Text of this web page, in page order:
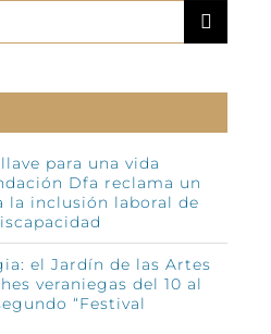
para una vida
Dfa reclama un
la inclusión laboral de
el Jardín de las Artes
veraniegas del 10 al
“Festival